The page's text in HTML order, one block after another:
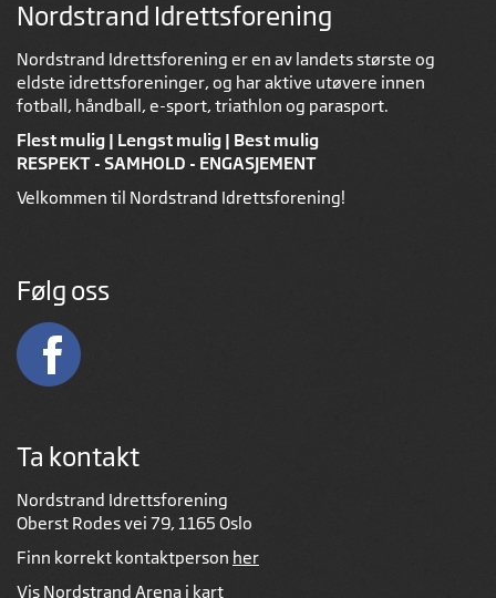
Nordstrand Idrettsforening
Nordstrand Idrettsforening er en av landets største og
eldste idrettsforeninger, og har aktive utøvere innen
fotball, håndball, e-sport, triathlon og parasport.
Flest mulig | Lengst mulig | Best mulig
RESPEKT - SAMHOLD - ENGASJEMENT
Velkommen til Nordstrand Idrettsforening!
Følg oss
Ta kontakt
Nordstrand Idrettsforening
Oberst Rodes vei 79, 1165 Oslo
Finn korrekt kontaktperson her
Vis Nordstrand Arena i kart